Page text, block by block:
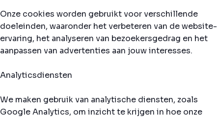
Onze cookies worden gebruikt voor verschillende
doeleinden, waaronder het verbeteren van de website-
ervaring, het analyseren van bezoekersgedrag en het
aanpassen van advertenties aan jouw interesses.
Analyticsdiensten
We maken gebruik van analytische diensten, zoals
Google Analytics, om inzicht te krijgen in hoe onze